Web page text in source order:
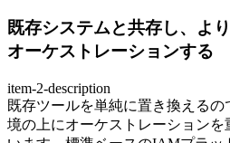
既存システムと共存し、よ
オーケストレーションする
item-2-description
既存ツールを単純に置き換える
境の上にオーケストレーション